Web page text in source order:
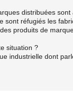
distribuées
sont réfugiés les
produits de
situation ?
industrielle dont